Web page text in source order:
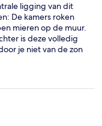
ligging van dit
De kamers roken
mieren op de muur.
is deze volledig
je niet van de zon
hotel vlak naast
(om half 5 ‘s